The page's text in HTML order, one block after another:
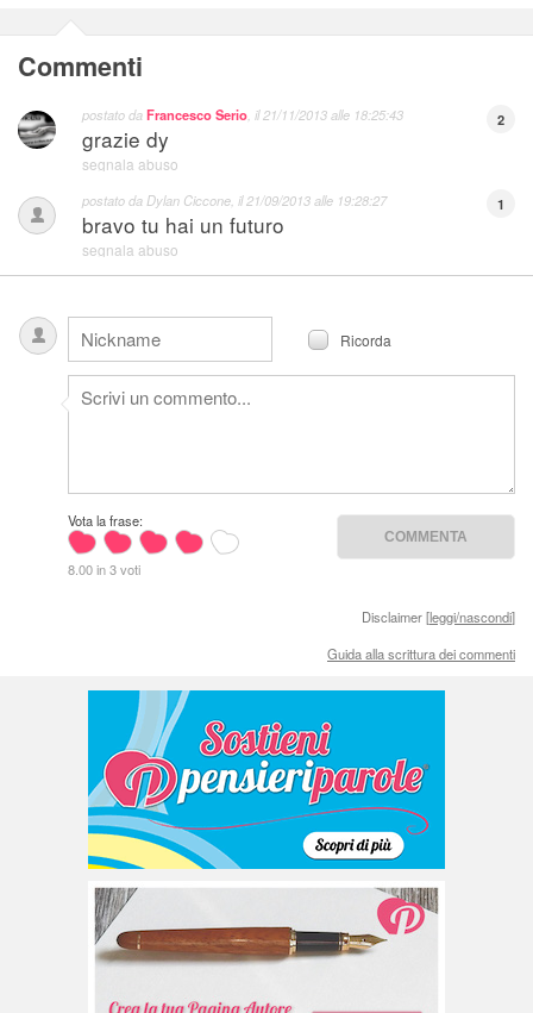
Commenti
2
postato daFrancesco Serio , il21/11/2013 alle 18:25:43
grazie dy
segnala abuso
1
postato da Dylan Ciccone , il21/09/2013 alle 19:28:27
bravo tu hai un futuro
segnala abuso
Ricorda
Vota la frase:
8.00 in 3 voti
Disclaimer [leggi/nascondi]
Guida alla scrittura dei commenti